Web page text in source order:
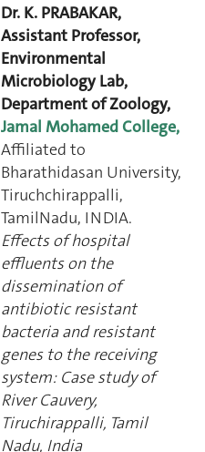
Dr. K. PRABAKAR,
Assistant Professor,
Environmental
Microbiology Lab,
Department of Zoology,
Jamal Mohamed College,
Affiliated to
Bharathidasan University,
Tiruchchirappalli,
TamilNadu, INDIA.
Effects of hospital
effluents on the
dissemination of
antibiotic resistant
bacteria and resistant
genes to the receiving
system: Case study of
River Cauvery,
Tiruchirappalli, Tamil
Nadu, India